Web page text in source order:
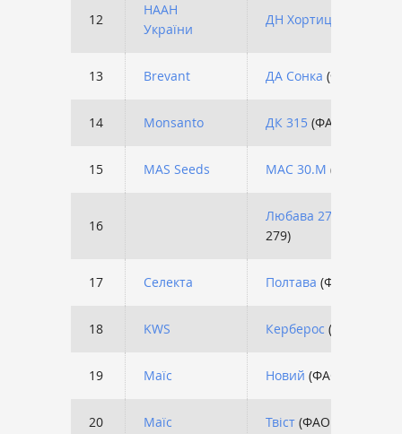
12
НААН
України
ДН Хортиця
13 Brevant ДА Сонка (ФАО 350)
14 Monsanto ДК 315 (ФАО 310)
15 МAS Seeds МАС 30.М (ФАО 310)
16
Любава 279 МВ
279)
17 Cелекта Полтава (ФАО 270)
18 KWS Керберос (ФАО 310)
19 Маїс Новий (ФАО 330)
20 Маїс Твіст (ФАО 270)